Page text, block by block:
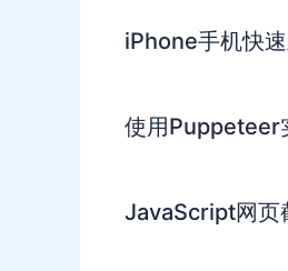
iPhone手机快
使用Puppeteer
JavaScript网页